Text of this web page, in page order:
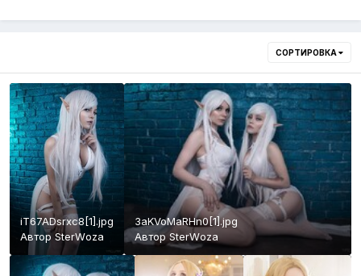
СОРТИРОВКА
iT67ADsrxc8[1].jpg
Автор StеrWоzа
3aKVoMaRHn0[1].jpg
АвторStеrWоzа